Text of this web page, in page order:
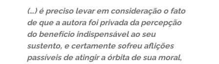
(…) é preciso levar em consideração o fato
de que a autora foi privada da percepção
do benefício indispensável ao seu
sustento, e certamente sofreu aflições
passíveis de atingir a órbita de sua moral,